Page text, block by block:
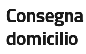
domicilio